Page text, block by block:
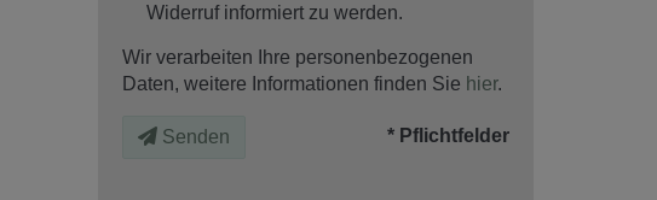
Widerruf informiert zu werden.
Wir verarbeiten Ihre personenbezogenen
Daten, weitere Informationen finden Sie hier.
Senden * Pflichtfelder